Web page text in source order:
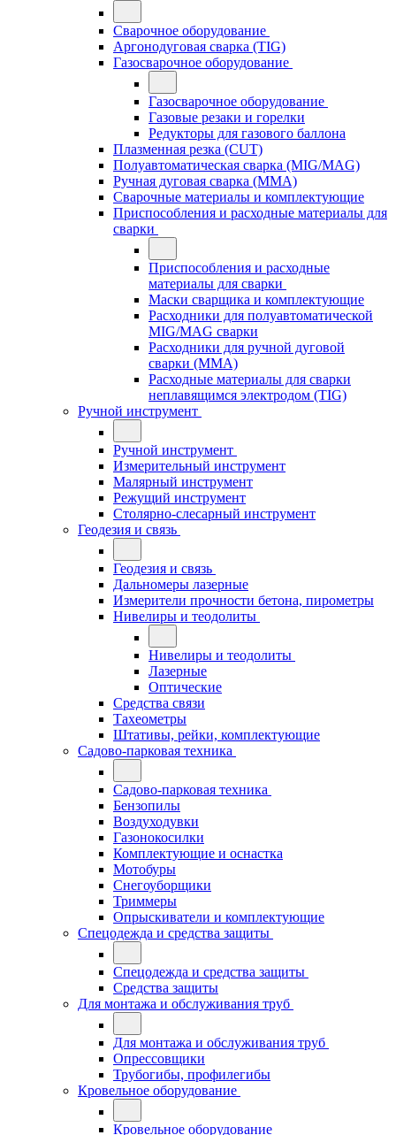
Сварочное оборудование
Аргонодуговая сварка (TIG)
Газосварочное оборудование
Газосварочное оборудование
Газовые резаки и горелки
Редукторы для газового баллона
Плазменная резка (CUT)
Полуавтоматическая сварка (MIG/MAG)
Ручная дуговая сварка (MMA)
Сварочные материалы и комплектующие
Приспособления и расходные материалы для
сварки
Приспособления и расходные
материалы для сварки
Маски сварщика и комплектующие
Расходники для полуавтоматической
MIG/MAG сварки
Расходники для ручной дуговой
сварки (MMA)
Расходные материалы для сварки
неплавящимся электродом (TIG)
Ручной инструмент
Ручной инструмент
Измерительный инструмент
Малярный инструмент
Режущий инструмент
Столярно-слесарный инструмент
Геодезия и связь
Геодезия и связь
Дальномеры лазерные
Измерители прочности бетона, пирометры
Нивелиры и теодолиты
Нивелиры и теодолиты
Лазерные
Оптические
Средства связи
Тахеометры
Штативы, рейки, комплектующие
Садово-парковая техника
Садово-парковая техника
Бензопилы
Воздуходувки
Газонокосилки
Комплектующие и оснастка
Мотобуры
Снегоуборщики
Триммеры
Опрыскиватели и комплектующие
Спецодежда и средства защиты
Спецодежда и средства защиты
Средства защиты
Для монтажа и обслуживания труб
Для монтажа и обслуживания труб
Опрессовщики
Трубогибы, профилегибы
Кровельное оборудование
Кровельное оборудование